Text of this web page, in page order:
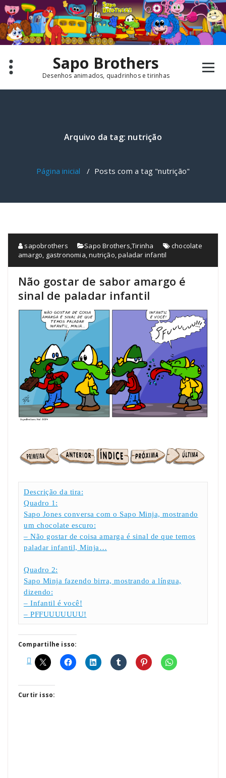
Pular
para
o
conteúdo
Sapo Brothers
Desenhos animados, quadrinhos e tirinhas
Arquivo da tag: nutrição
Página inicial / Posts com a tag "nutrição"
sapobrothers Sapo Brothers,Tirinha
chocolate
amargo, gastronomia,nutrição,paladar infantil
Não gostar de sabor amargo é
sinal de paladar infantil
Descrição da tira:
Quadro 1:
Sapo Jones conversa com o Sapo Minja, mostrando
um chocolate escuro:
– Não gostar de coisa amarga é sinal de que temos
paladar infantil, Minja…
Quadro 2:
Sapo Minja fazendo birra, mostrando a língua,
dizendo:
– Infantil é você!
– PFFUUUUUUU!
Compartilhe isso:
Curtir isso: